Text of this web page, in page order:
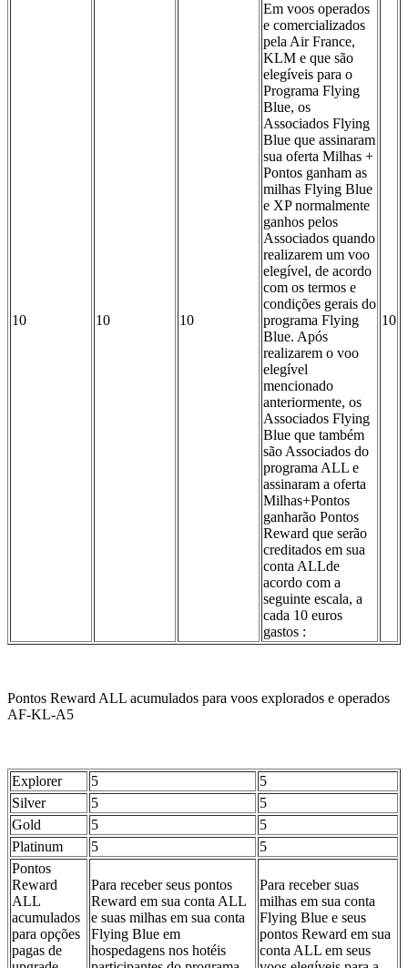
10 10 10
Em voos operados
e comercializados
pela Air France,
KLM e que são
elegíveis para o
Programa Flying
Blue, os
Associados Flying
Blue que assinaram
sua oferta Milhas +
Pontos ganham as
milhas Flying Blue
e XP normalmente
ganhos pelos
Associados quando
realizarem um voo
elegível, de acordo
com os termos e
condições gerais do
programa Flying
Blue. Após
realizarem o voo
elegível
mencionado
anteriormente, os
Associados Flying
Blue que também
são Associados do
programa ALL e
assinaram a oferta
Milhas+Pontos
ganharão Pontos
Reward que serão
creditados em sua
conta ALLde
acordo com a
seguinte escala, a
cada 10 euros
gastos :
10
Pontos Reward ALL acumulados para voos explorados e operados
AF-KL-A5
Explorer 5
5
Silver
5
5
Gold
5
5
Platinum
5
5
Pontos
Reward
ALL
acumulados
para opções
pagas de
Para receber seus pontos
Reward em sua conta ALL
e suas milhas em sua conta
Flying Blue em
hospedagens nos hotéis
Para receber suas
milhas em sua conta
Flying Blue e seus
pontos Reward em sua
conta ALL em seus